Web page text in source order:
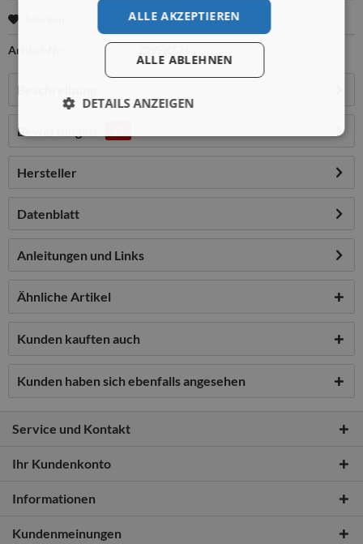
Artikel-Nr.:
Beschreibung
Bewertungen
Hersteller
Datenblatt
Anleitungen und Links
Ähnliche Artikel
Kunden kauften auch
Kunden haben sich ebenfalls angesehen
Service und Kontakt
Ihr Kundenkonto
Informationen
Kundenmeinungen
ALLE AKZEPTIEREN
ALLE ABLEHNEN
DETAILS ANZEIGEN